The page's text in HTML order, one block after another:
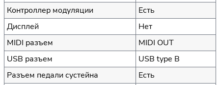
Контроллер модуляции
Есть
Дисплей
Нет
MIDI разъем
MIDI OUT
USB разъем
USB type B
Разъем педали сустейна
Есть